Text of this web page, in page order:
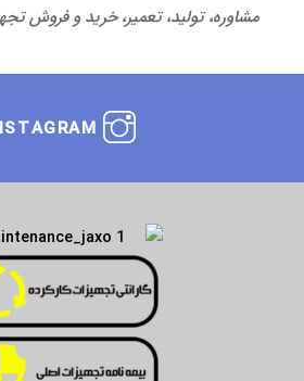
مشاوره، تولید، تعمیر، خرید و فروش